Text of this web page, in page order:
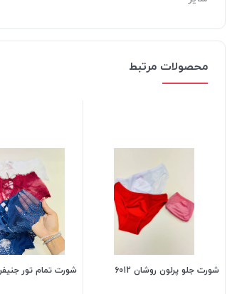
محصولات مرتبط
شورت جلو پرلون روشان 6012 شورت تمام تور جنیفری 106